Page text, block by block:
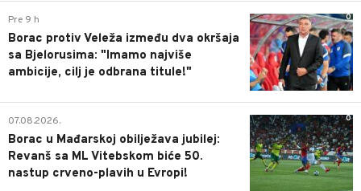
0
Pre 9 h
Borac protiv Veleža između dva okršaja
sa Bjelorusima: "Imamo najviše
ambicije, cilj je odbrana titule!"
0
07.08.2026.
Borac u Mađarskoj obilježava jubilej:
Revanš sa ML Vitebskom biće 50.
nastup crveno-plavih u Evropi!